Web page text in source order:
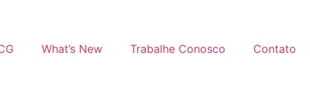
What’s New Trabalhe Conosco Contato